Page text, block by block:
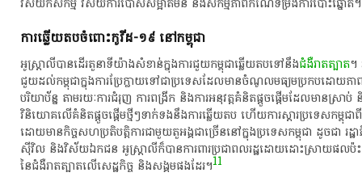
ការ​ឆ្លើយ​តប​​ចំពោះ​កូ​វី​ដ​-១៩​ នៅ​កម្ពុជា​
​អូស្ត្រាលី​បាន​ដើរតួ​នាទី​យ៉ាង​សំខាន់​ក្នុង​ការ​ជួយ​កម្ពុជា​ឆ្លើយ​តប​ទៅ​នឹង​ជំងឺ​រាតត្បាត​។​
ជួយ​ដល់​កម្ពុជា​ក្នុង​ការ​ប្រែ​ក្លាយទៅជា​ប្រទេស​ដែល​មាន​ចំណូល​មធ្យម​ប្រកបដោយ​
បរិ​យា​ប័ន្ន​ តាម​រយៈ​ការ​ជំរុញ​ ការ​ពង្រីក​ និង​ការ​អនុវត្ត​គំនិត​ផ្តួចផ្តើម​ដែល​មាន​ស្រាប់​
វិនិយោគ​លើ​គំនិត​ផ្តួចផ្តើម​ថ្មីៗ​ទាក់ទង​នឹង​ការ​ឆ្លើយ​តប​ ហើយ​ការ​ស្តារ​ប្រទេស​កម្ពុជា​
ដោយ​មាន​កិច្ច​សហប្រតិបត្តិការ​ជាមួយ​តួអង្គ​ជា​ច្រើន​នៅ​ក្នុង​ប្រទេស​កម្ពុជា​ ដូច​ជា​ រដ្
ស៊ី​វិល​ និង​វិស័យ​ឯកជន​ អូស្ត្រាលី​ក៏​បានការ​ពារ​ប្រជាពលរដ្ឋ​ដោយ​ដោះស្រាយ​ផល​ប៉ះ
នៃ​ជំងឺ​រាតត្បាត​លើ​សេដ្ឋកិច្ច​ និង​សង្គម​ផង​ដែរ​។​11